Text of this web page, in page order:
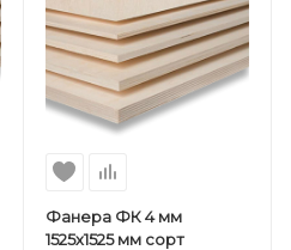
Фанера ФК 4 мм
1525х1525 мм сорт